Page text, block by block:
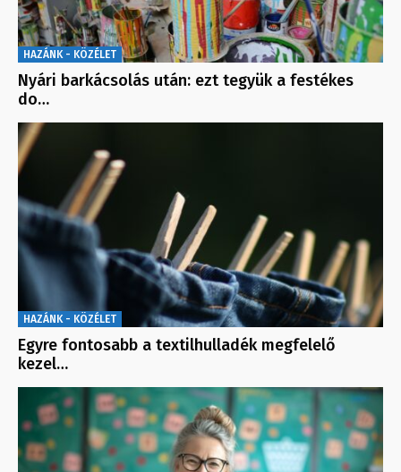
HAZÁNK - KÖZÉLET
Nyári barkácsolás után: ezt tegyük a festékes
do…
HAZÁNK - KÖZÉLET
Egyre fontosabb a textilhulladék megfelelő
kezel…